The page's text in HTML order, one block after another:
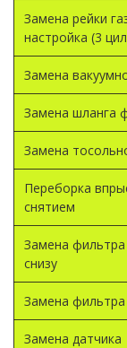
Замена рейки
настройка (3
Замена
Замена шланга
Замена
Переборка
снятием
Замена
снизу
Замена
Замена датчика